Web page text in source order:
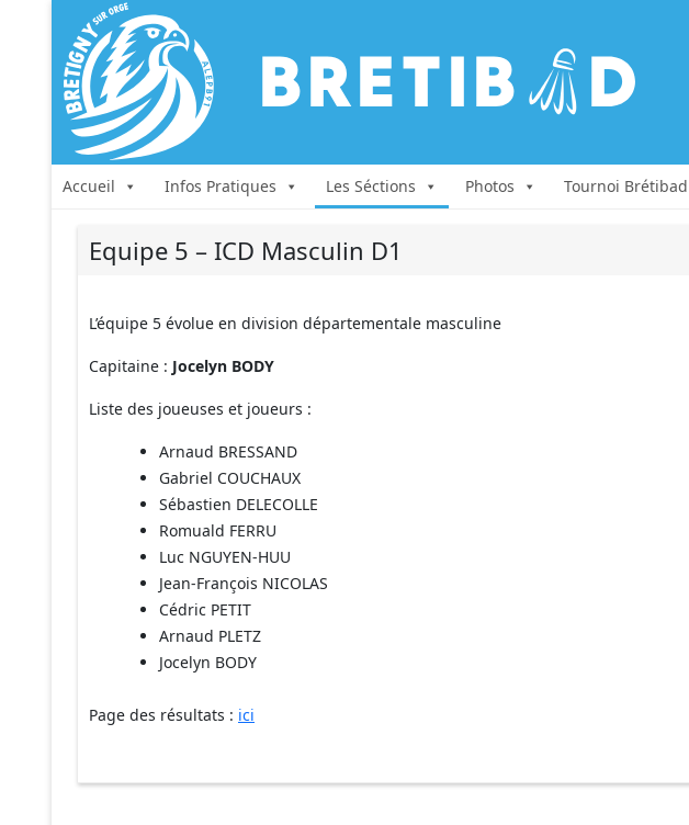
Accueil Infos Pratiques Les Séctions Photos Tournoi Brétibad
Equipe 5 – ICD Masculin D1
L’équipe 5 évolue en division départementale masculine
Capitaine : Jocelyn BODY
Liste des joueuses et joueurs :
Arnaud BRESSAND
Gabriel COUCHAUX
Sébastien DELECOLLE
Romuald FERRU
Luc NGUYEN-HUU
Jean-François NICOLAS
Cédric PETIT
Arnaud PLETZ
Jocelyn BODY
Page des résultats : ici